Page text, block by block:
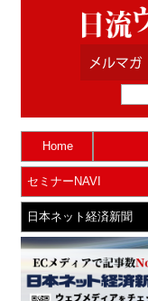
Home
セミナーNAVI
日本ネット経済新聞